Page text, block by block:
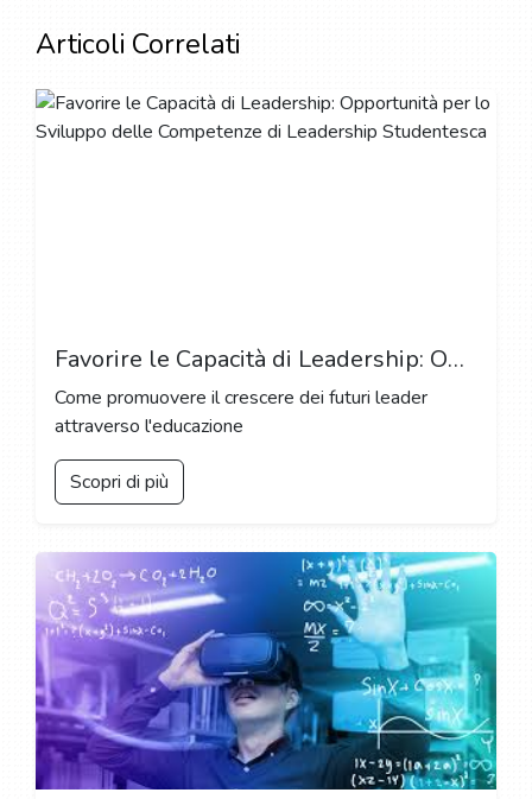
Articoli Correlati
Favorire le Capacità di Leadership: Opportunità per lo Sviluppo delle Competenze di Leadership Studentesca
Come promuovere il crescere dei futuri leader
attraverso l'educazione
Scopri di più